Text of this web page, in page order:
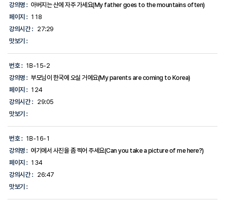
강의명 : 아버지는 산에 자주 가세요(My father goes to the mountains often)
페이지 : 118
강의시간 :
27:29
맛보기 :
번호 : 1B-15-2
강의명 : 부모님이 한국에 오실 거에요(My parents are coming to Korea)
페이지 : 124
강의시간 :
29:05
맛보기 :
번호 : 1B-16-1
강의명 : 여기에서 사진을 좀 찍어 주세요(Can you take a picture of me here?)
페이지 : 134
강의시간 :
26:47
맛보기 :